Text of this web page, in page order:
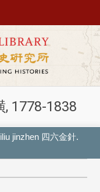
1778-1838
jinzhen 四六金針.